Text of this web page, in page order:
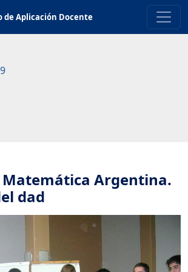
de Aplicación Docente
Argentina.
dad